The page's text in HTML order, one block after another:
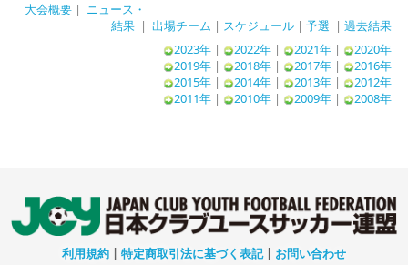
大会概要| ニュース・
結果| 出場チーム | スケジュール| 予選 | 過去結果
2023年| 2022年| 2021年|
2020年
2019年| 2018年| 2017年|
2016年
2015年| 2014年| 2013年|
2012年
2011年| 2010年| 2009年| 2008年
利用規約 | 特定商取引法に基づく表記| お問い合わせ